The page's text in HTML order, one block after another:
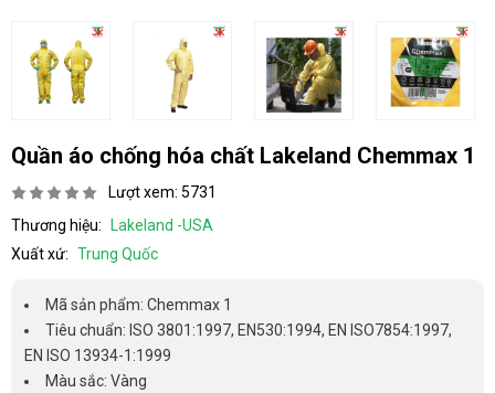
Quần áo chống hóa chất Lakeland Chemmax 1
Lượt xem: 5731
Thương hiệu:
Lakeland -USA
Xuất xứ: Trung Quốc
Mã sản phẩm: Chemmax 1
Tiêu chuẩn: ISO 3801:1997, EN530:1994, EN ISO7854:1997,
EN ISO 13934-1:1999
Màu sắc: Vàng